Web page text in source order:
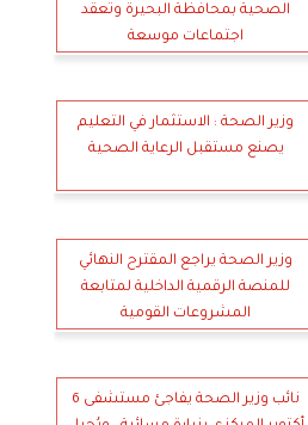
الصحية بمحافظة البحيرة وتعقد
اجتماعات موسعة
وزير الصحة : الاستثمار في التعليم
يصنع مستقبل الرعاية الصحية
وزير الصحة يراجع المقترح النهائي
للمنصة الرقمية الداخلية لمتابعة
المشروعات القومية
نائب وزير الصحة يفاجئ مستشفى 6